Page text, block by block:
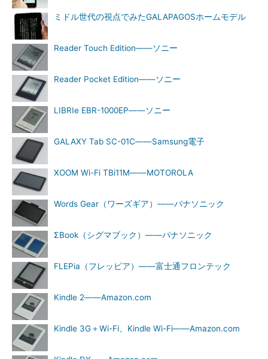
ミドル世代の視点でみたGALAPAGOSホームモデル
Reader Touch Edition――ソニー
Reader Pocket Edition――ソニー
LIBRIe EBR-1000EP――ソニー
GALAXY Tab SC-01C――Samsung電子
XOOM Wi-Fi TBi11M――MOTOROLA
Words Gear（ワーズギア）――パナソニック
ΣBook（シグマブック）――パナソニック
FLEPia（フレッピア）――富士通フロンテック
Kindle 2――Amazon.com
Kindle 3G＋Wi-Fi、Kindle Wi-Fi――Amazon.com